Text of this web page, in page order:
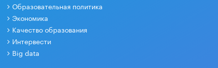
Образовательная политика
Экономика
Качество образования
Интервести
Big data